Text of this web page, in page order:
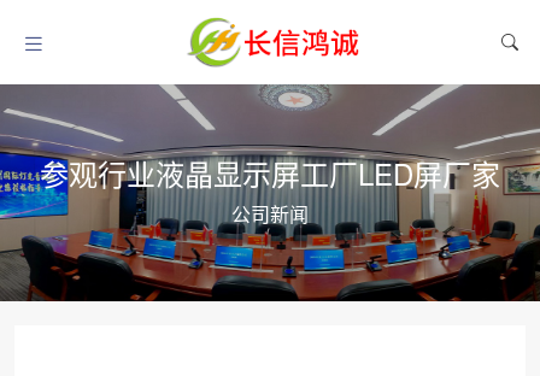
参观行业液晶显示屏工厂LED屏厂家
公司新闻